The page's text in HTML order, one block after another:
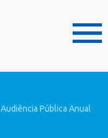
Audiência Pública Anual